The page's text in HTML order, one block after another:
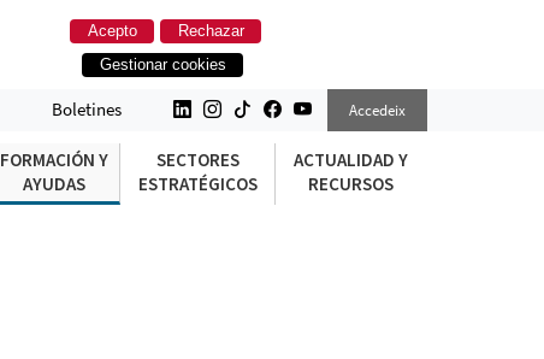
Acepto
Rechazar
Gestionar cookies
Boletines Accedeix
FORMACIÓN Y
AYUDAS
SECTORES
ESTRATÉGICOS
ACTUALIDAD Y
RECURSOS